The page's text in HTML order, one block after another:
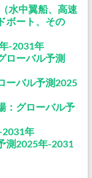
水中翼船、高速
ボート、その
-2031年
ローバル予測
ーバル予測2025
：グローバル予
年
測2025年-2031